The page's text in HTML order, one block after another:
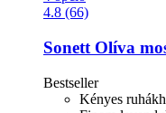
4.8 (66)
Sonett Olíva
Bestseller
Kényes